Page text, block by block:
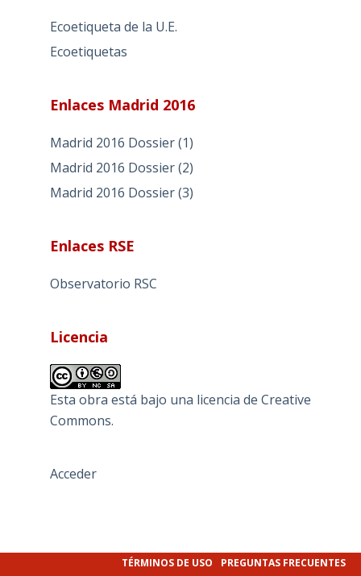
Ecoetiqueta de la U.E.
Ecoetiquetas
Enlaces Madrid 2016
Madrid 2016 Dossier (1)
Madrid 2016 Dossier (2)
Madrid 2016 Dossier (3)
Enlaces RSE
Observatorio RSC
Licencia
Esta obra está bajo una licencia de Creative
Commons.
Acceder
TÉRMINOS DE USO PREGUNTAS FRECUENTES